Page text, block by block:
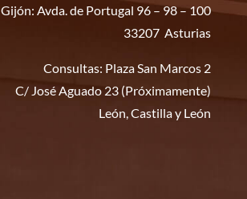
Gijón: Avda. de Portugal 96 – 98 – 100
33207 Asturias
Consultas: Plaza San Marcos 2
C/ José Aguado 23 (Próximamente)
León, Castilla y León